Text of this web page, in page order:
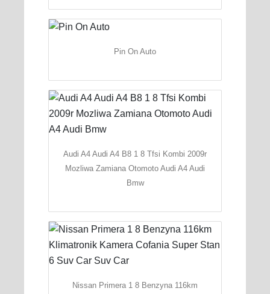
Pin On Auto
Audi A4 Audi A4 B8 1 8 Tfsi Kombi 2009r
Mozliwa Zamiana Otomoto Audi A4 Audi
Bmw
Nissan Primera 1 8 Benzyna 116km